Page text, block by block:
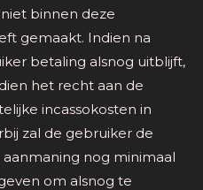
binnen deze
gemaakt. Indien na
betaling alsnog uitblijft,
het recht aan de
incassokosten in
zal de gebruiker de
nog minimaal
om alsnog te